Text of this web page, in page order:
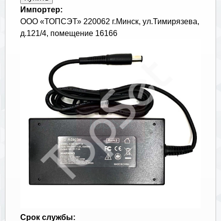
Импортер:
ООО «ТОПСЭТ» 220062 г.Минск, ул.Тимирязева,
д.121/4, помещение 16166
Срок службы: